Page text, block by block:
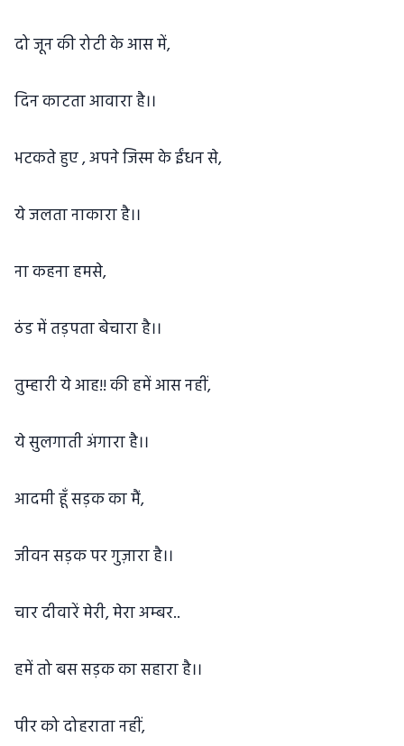
दो जून की रोटी के आस में,
दिन काटता आवारा है।।
भटकते हुए , अपने जिस्म के ईंधन से,
ये जलता नाकारा है।।
ना कहना हमसे,
ठंड में तड़पता बेचारा है।।
तुम्हारी ये आह!! की हमें आस नहीं,
ये सुलगाती अंगारा है।।
आदमी हूँ सड़क का मैं,
जीवन सड़क पर गुज़ारा है।।
चार दीवारें मेरी, मेरा अम्बर..
हमें तो बस सड़क का सहारा है।।
पीर को दोहराता नहीं,